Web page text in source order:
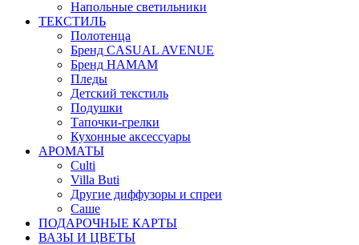
Напольные светильники
ТЕКСТИЛЬ
Полотенца
Бренд CASUAL AVENUE
Бренд HAMAM
Пледы
Детский текстиль
Подушки
Тапочки-грелки
Кухонные аксессуары
АРОМАТЫ
Culti
Villa Buti
Другие диффузоры и спреи
Саше
ПОДАРОЧНЫЕ КАРТЫ
ВАЗЫ И ЦВЕТЫ